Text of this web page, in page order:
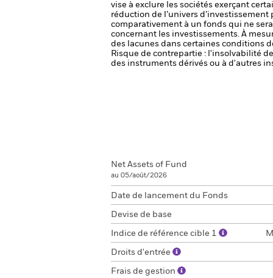
vise à exclure les sociétés exerçant
réduction de l’univers
comparativement à un fonds qui ne
concernant les investissements. À
des lacunes dans certaines conditions
Risque de contrepartie : l'insolvabilité
des instruments dérivés ou à d'autres
Net Assets of Fund
au 05/août/2026
Date de lancement du Fonds
Devise de base
Indice de référence cible 1
Droits d'entrée
Frais de gestion